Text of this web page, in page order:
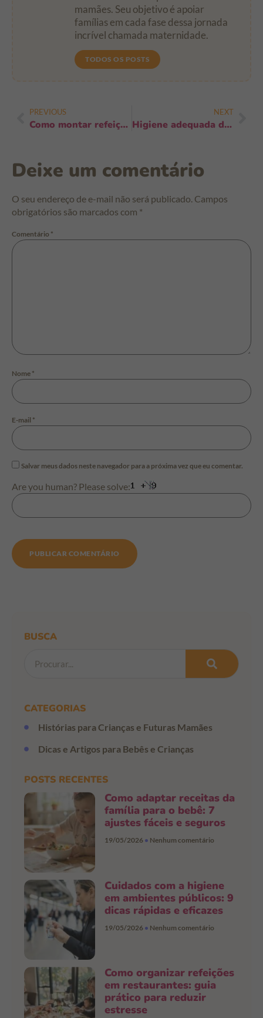
mamães. Seu objetivo é apoiar
famílias em cada fase dessa jornada
incrível chamada maternidade.
TODOS OS POSTS
PREVIOUS
Como montar refeições rápidas e nutritivas: 10 receitas práticas em 20 minutos
NEXT
Higiene adequada durante trocas noturnas: 7 passos para noites mais seguras
Deixe um comentário
O seu endereço de e-mail não será publicado. Campos
obrigatórios são marcados com *
Comentário *
Nome *
E-mail *
Salvar meus dados neste navegador para a próxima vez que eu comentar.
Are you human? Please solve:
BUSCA
CATEGORIAS
Histórias para Crianças e Futuras Mamães
Dicas e Artigos para Bebês e Crianças
POSTS RECENTES
Como adaptar receitas da
família para o bebê: 7
ajustes fáceis e seguros
19/05/2026 Nenhum comentário
Cuidados com a higiene
em ambientes públicos: 9
dicas rápidas e eficazes
19/05/2026 Nenhum comentário
Como organizar refeições
em restaurantes: guia
prático para reduzir
estresse